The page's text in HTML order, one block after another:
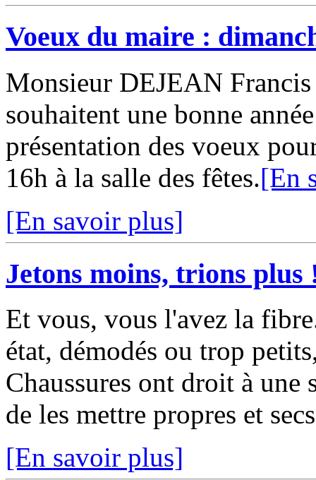
Voeux du maire :
Monsieur DEJEAN
souhaitent une bonne
présentation des voeux
16h à la salle des fêtes.[En
[En savoir plus]
Jetons moins, trions plus
Et vous, vous l'avez la
état, démodés ou trop
Chaussures ont droit à
de les mettre propres et
[En savoir plus]